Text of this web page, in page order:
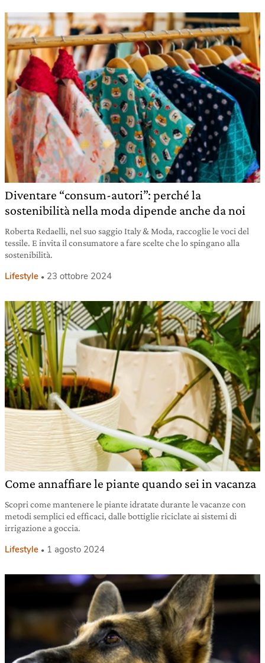
Diventare “consum-autori”: perché la
sostenibilità nella moda dipende anche da noi
Roberta Redaelli, nel suo saggio Italy & Moda, raccoglie le voci del
tessile. E invita il consumatore a fare scelte che lo spingano alla
sostenibilità.
Lifestyle 23 ottobre 2024
Come annaffiare le piante quando sei in vacanza
Scopri come mantenere le piante idratate durante le vacanze con
metodi semplici ed efficaci, dalle bottiglie riciclate ai sistemi di
irrigazione a goccia.
Lifestyle 1 agosto 2024